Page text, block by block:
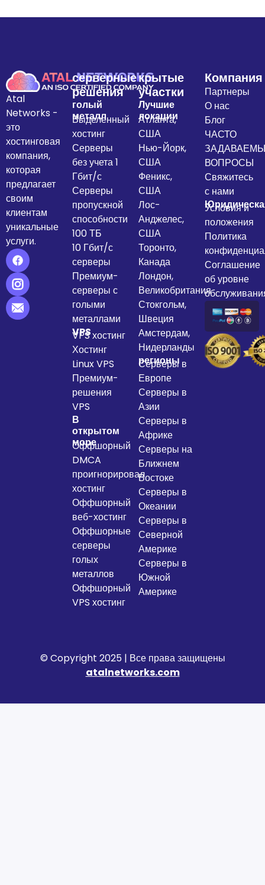
Atal
Networks -
это
хостинговая
компания,
которая
предлагает
своим
клиентам
уникальные
услуги.
серверные
решения
голый
металл
Выделенный
хостинг
Серверы
без учета 1
Гбит/с
Серверы
пропускной
способности
100 ТБ
10 Гбит/с
серверы
Премиум-
серверы с
голыми
металлами
VPS
VPS хостинг
Хостинг
Linux VPS
Премиум-
решения
VPS
В
открытом
море
Оффшорный
DMCA
проигнорировал
хостинг
Оффшорный
веб-хостинг
Оффшорные
серверы
голых
металлов
Оффшорный
VPS хостинг
крытые
участки
Лучшие
локации
Атланта,
США
Нью-Йорк,
США
Феникс,
США
Лос-
Анджелес,
США
Торонто,
Канада
Лондон,
Великобритания
Стокгольм,
Швеция
Амстердам,
Нидерланды
регионы
Серверы в
Европе
Серверы в
Азии
Серверы в
Африке
Серверы на
Ближнем
Востоке
Серверы в
Океании
Серверы в
Северной
Америке
Серверы в
Южной
Америке
Компания
Партнеры
О нас
Блог
ЧАСТО
ВОПРОСЫ
Свяжитесь
с нами
Условия и
положения
Политика
Соглашение
об уровне
© Copyright 2025 | Все права защищены
atalnetworks.com